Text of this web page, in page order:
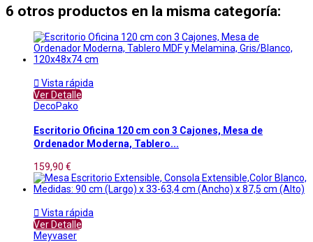
6 otros productos en la misma categoría:
 Vista rápida
Ver Detalle
DecoPako
Escritorio Oficina 120 cm con 3 Cajones, Mesa de
Ordenador Moderna, Tablero...
159,90 €
 Vista rápida
Ver Detalle
Meyvaser